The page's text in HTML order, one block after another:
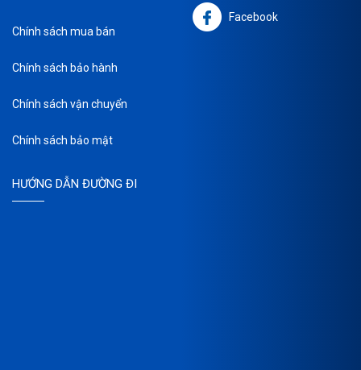
Chính sách mua bán
Chính sách bảo hành
Chính sách vận chuyển
Chính sách bảo mật
Facebook
HƯỚNG DẪN ĐƯỜNG ĐI